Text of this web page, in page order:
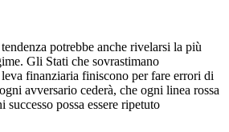
potrebbe anche rivelarsi la più
Gli Stati che sovrastimano
finanziaria finiscono per fare errori di
avversario cederà, che ogni linea rossa
successo possa essere ripetuto